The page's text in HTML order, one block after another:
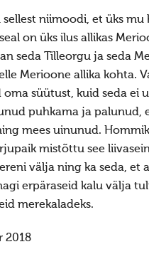
sellest niimoodi, et üks
seal on üks ilus allikas
seda Tilleorgu ja seda
Merioone allika kohta.
oma süütust, kuid seda ei
puhkama ja palunud,
mees uinunud.
mistõttu see
välja ning ka seda,
erpäraseid kalu välja
merekaladeks.
2018